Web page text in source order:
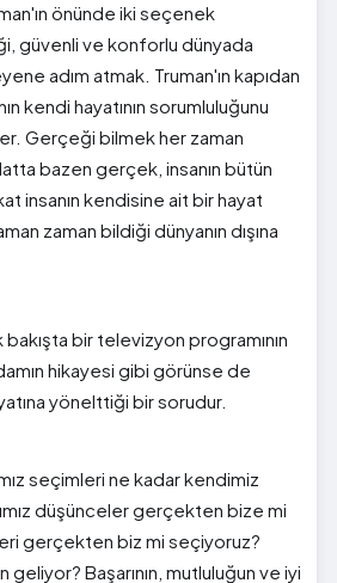
önünde iki seçenek
güvenli ve konforlu dünyada
adım atmak. Truman'ın kapıdan
kendi hayatının sorumluluğunu
Gerçeği bilmek her zaman
bazen gerçek, insanın bütün
insanın kendisine ait bir hayat
zaman bildiği dünyanın dışına
bakışta bir televizyon programının
hikayesi gibi görünse de
yönelttiği bir sorudur.
seçimleri ne kadar kendimiz
düşünceler gerçekten bize mi
gerçekten biz mi seçiyoruz?
geliyor? Başarının, mutluluğun ve iyi